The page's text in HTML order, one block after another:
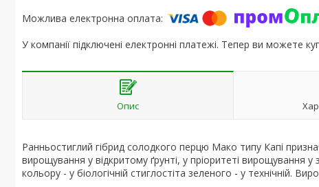
У компанії підключені електронні платежі. Тепер ви можете
Опис
Ранньостиглий гібрид солодкого перцю Мако типу Капі
вирощування у відкритому ґрунті, у пріоритеті вирощування
кольору - у біологічній стиглостіта зеленого - у технічній.